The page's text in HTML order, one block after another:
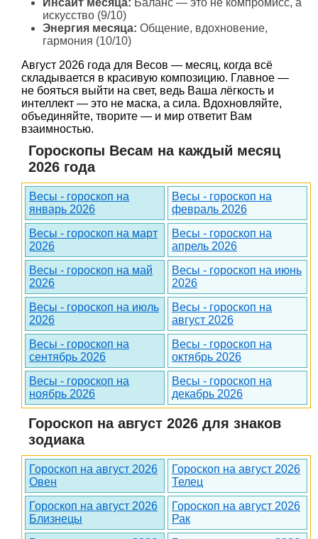
Инсайт месяца: Баланс — это не компромисс, а
искусство (9/10)
Энергия месяца: Общение, вдохновение,
гармония (10/10)
Август 2026 года для Весов — месяц, когда всё
складывается в красивую композицию. Главное —
не бояться выйти на свет, ведь Ваша лёгкость и
интеллект — это не маска, а сила. Вдохновляйте,
объединяйте, творите — и мир ответит Вам
взаимностью.
Гороскопы Весам на каждый месяц
2026 года
Весы - гороскоп на
январь 2026
Весы - гороскоп на
февраль 2026
Весы - гороскоп на март
2026
Весы - гороскоп на
апрель 2026
Весы - гороскоп на май
2026
Весы - гороскоп на июнь
2026
Весы - гороскоп на июль
2026
Весы - гороскоп на
август 2026
Весы - гороскоп на
сентябрь 2026
Весы - гороскоп на
октябрь 2026
Весы - гороскоп на
ноябрь 2026
Весы - гороскоп на
декабрь 2026
Гороскоп на август 2026 для знаков
зодиака
Гороскоп на август 2026
Овен
Гороскоп на август 2026
Телец
Гороскоп на август 2026
Близнецы
Гороскоп на август 2026
Рак